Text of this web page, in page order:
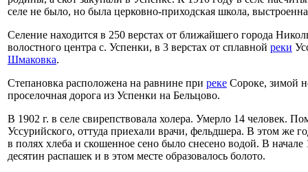
селе не было, но была церковно-приходская школа,
Селение находится в 250 верстах от ближайшего города
волостного центра с. Успенки, в 3 верстах от сплавной реки
Шмаковка.
Степановка расположена на равнине при реке Сороке, зимой
проселочная дорога из Успенки на Бельцово.
В 1902 г. в селе свирепствовала холера. Умерло 14 человек.
Уссурийского, оттуда приехали врачи, фельдшера. В этом же
в полях хлеба и скошенное сено было снесено водой. В
десятин распашек и в этом месте образовалось болото.